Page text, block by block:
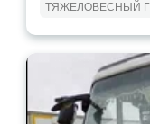
ТЯЖЕЛОВЕСНЫЙ